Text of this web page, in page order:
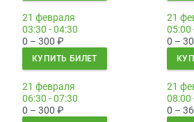
21 февраля
03:30 - 04:30
0 – 300 ₽
КУПИТЬ БИЛЕТ
21
05:00
0 –
21 февраля
06:30 - 07:30
0 – 300 ₽
21
08:00
0 –